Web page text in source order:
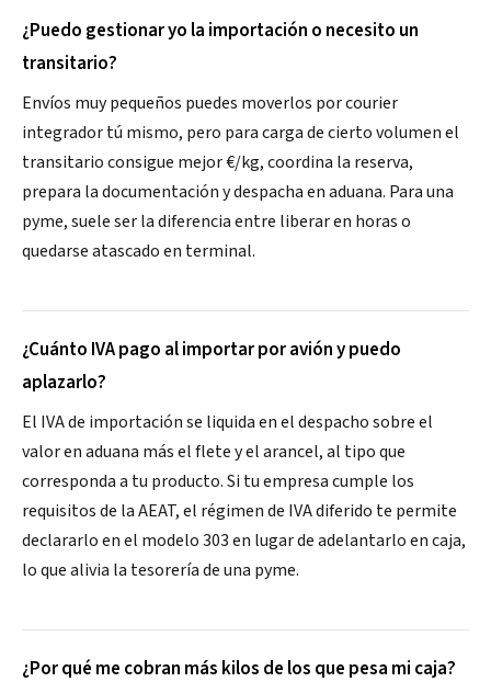
¿Puedo gestionar yo la importación o necesito un
transitario?
Envíos muy pequeños puedes moverlos por courier
integrador tú mismo, pero para carga de cierto volumen el
transitario consigue mejor €/kg, coordina la reserva,
prepara la documentación y despacha en aduana. Para una
pyme, suele ser la diferencia entre liberar en horas o
quedarse atascado en terminal.
¿Cuánto IVA pago al importar por avión y puedo
aplazarlo?
El IVA de importación se liquida en el despacho sobre el
valor en aduana más el flete y el arancel, al tipo que
corresponda a tu producto. Si tu empresa cumple los
requisitos de la AEAT, el régimen de IVA diferido te permite
declararlo en el modelo 303 en lugar de adelantarlo en caja,
lo que alivia la tesorería de una pyme.
¿Por qué me cobran más kilos de los que pesa mi caja?